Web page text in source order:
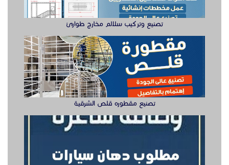
تصنيع وتركيب سلالم مخارج طوارئ
تصنيع مقطوره قلص الشرقية